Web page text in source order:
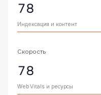
78
Индексация и контент
Скорость
78
Web Vitals и ресурсы